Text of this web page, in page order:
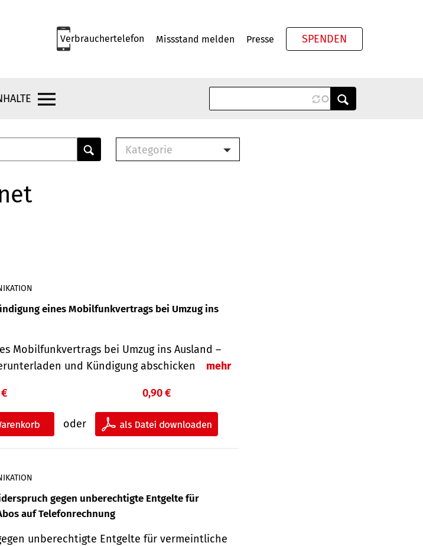
Verbrauchertelefon Missstand melden Presse SPENDEN
Kategorie
eines Mobilfunkvertrags bei Umzug ins
Mobilfunkvertrags bei Umzug ins Ausland –
und Kündigung abschicken
mehr
oder
0,90 €
gegen unberechtigte Entgelte für
auf Telefonrechnung
unberechtigte Entgelte für vermeintliche